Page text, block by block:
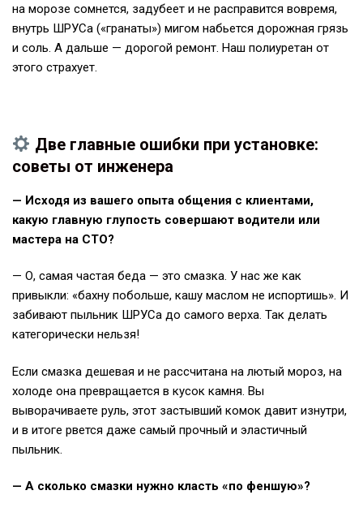
на морозе сомнется, задубеет и не расправится вовремя,
внутрь ШРУСа («гранаты») мигом набьется дорожная грязь
и соль. А дальше — дорогой ремонт. Наш полиуретан от
этого страхует.
Две главные ошибки при установке:
советы от инженера
— Исходя из вашего опыта общения с клиентами,
какую главную глупость совершают водители или
мастера на СТО?
— О, самая частая беда — это смазка. У нас же как
привыкли: «бахну побольше, кашу маслом не испортишь». И
забивают пыльник ШРУСа до самого верха. Так делать
категорически нельзя!
Если смазка дешевая и не рассчитана на лютый мороз, на
холоде она превращается в кусок камня. Вы
выворачиваете руль, этот застывший комок давит изнутри,
и в итоге рвется даже самый прочный и эластичный
пыльник.
— А сколько смазки нужно класть «по феншую»?